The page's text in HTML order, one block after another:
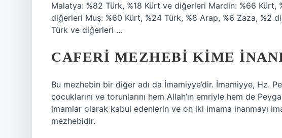
Malatya: %82 Türk, %18 Kürt ve diğerleri Mardin: %66 Kürt,
diğerleri Muş: %60 Kürt, %24 Türk, %8 Arap, %6 Zaza, %2
Türk ve diğerleri …
CAFERI MEZHEBI KIME
Bu mezhebin bir diğer adı da İmamiyye’dir. İmamiyye, Hz.
çocuklarını ve torunlarını hem Allah’ın emriyle hem de
imamlar olarak kabul edenlerin ve on iki imama inanmayı
mezhebidir.